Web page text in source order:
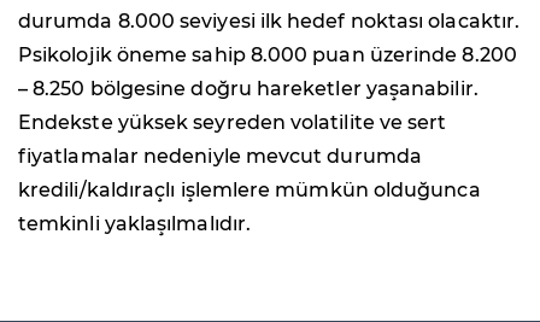
durumda 8.000 seviyesi ilk hedef noktası olacaktır.
Psikolojik öneme sahip 8.000 puan üzerinde 8.200
– 8.250 bölgesine doğru hareketler yaşanabilir.
Endekste yüksek seyreden volatilite ve sert
fiyatlamalar nedeniyle mevcut durumda
kredili/kaldıraçlı işlemlere mümkün olduğunca
temkinli yaklaşılmalıdır.